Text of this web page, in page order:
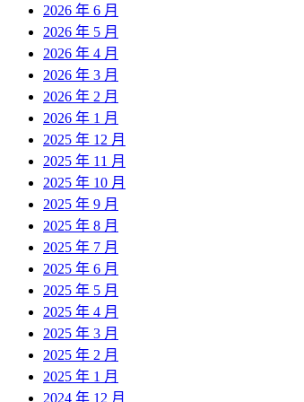
2026 年 6 月
2026 年 5 月
2026 年 4 月
2026 年 3 月
2026 年 2 月
2026 年 1 月
2025 年 12 月
2025 年 11 月
2025 年 10 月
2025 年 9 月
2025 年 8 月
2025 年 7 月
2025 年 6 月
2025 年 5 月
2025 年 4 月
2025 年 3 月
2025 年 2 月
2025 年 1 月
2024 年 12 月